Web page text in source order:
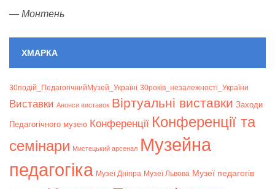
— Монтень
ХМАРКА
30подій_ПедагогічнийМузей_Україні 30років_незалежності_України
Bиставки Анонси виставок Віртуальні виставки Заходи
Педагогічного музею Конференції Конференції та
семінари Мистецький арсенал Музейна
педагогіка Музеї Дніпра Музеї Львова Музеї педагогів